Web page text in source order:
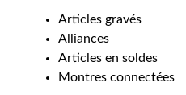
Articles gravés
Alliances
Articles en soldes
Montres connectées